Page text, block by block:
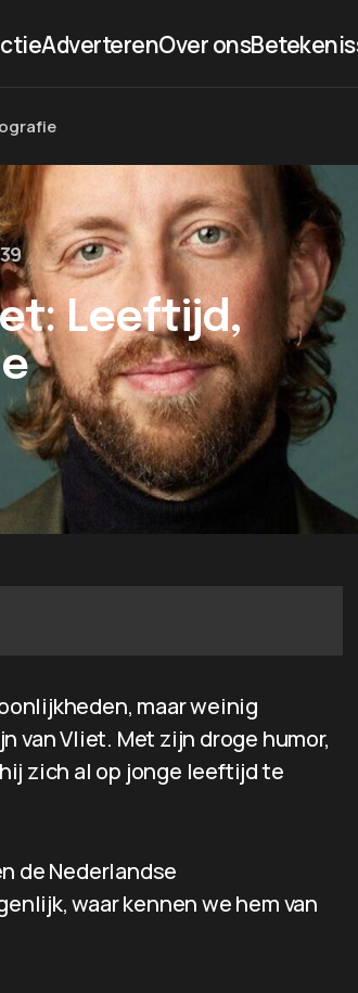
AdverterenOver ons
39
Leeftijd,
maar weinig
van Vliet. Met zijn droge humor,
zich al op jonge leeftijd te
de Nederlandse
waar kennen we hem van